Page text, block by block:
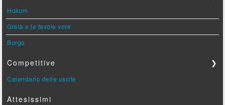
Hokum
Greta e le favole vere
Borgo
Competitive ❯
Calendario delle uscite
Attesissimi